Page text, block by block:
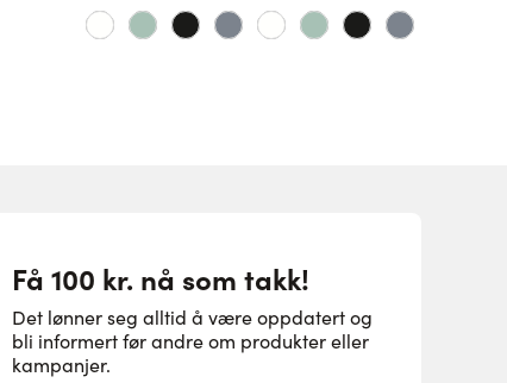
Få 100 kr. nå som takk!
Det lønner seg alltid å være oppdatert og
bli informert før andre om produkter eller
kampanjer.